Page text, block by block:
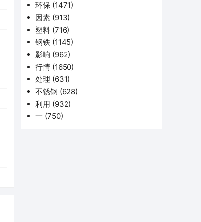
环保 (1471)
因素 (913)
塑料 (716)
钢铁 (1145)
影响 (962)
行情 (1650)
处理 (631)
不锈钢 (628)
利用 (932)
一 (750)